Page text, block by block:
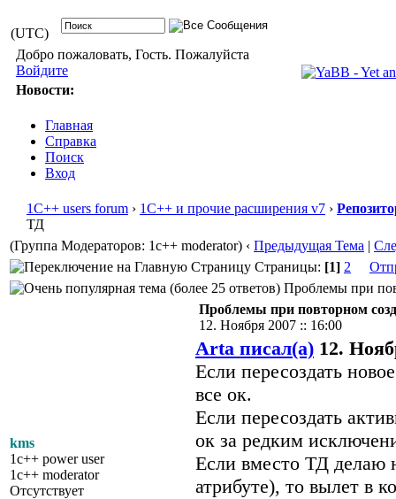
(UTC)
Добро пожаловать, Гость. Пожалуйста
Войдите
Новости:
Главная
Справка
Поиск
Вход
1С++ users forum › 1С++ и прочие расширения v7 ›
ТД
(Группа Модераторов: 1c++ moderator) ‹ Предыдущая Тема |
Страницы: [1] 2
Проблемы при
kms
1c++ power user
1c++ moderator
Отсутствует
Проблемы при повторном
12. Ноября 2007 :: 16:00
Arta писал(а) 12.
Если пересоздать
все ок.
Если пересоздать
ок за редким
Если вместо ТД
атрибуте), то вылет в